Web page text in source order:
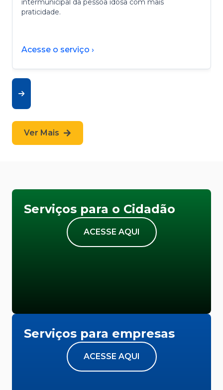
intermunicipal da pessoa idosa com mais
praticidade.
Acesse o serviço ›
Ver Mais
Serviços para o Cidadão
ACESSE AQUI
Serviços para empresas
ACESSE AQUI